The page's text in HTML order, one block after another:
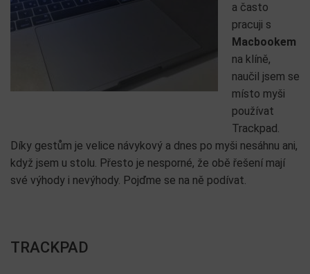
a často
pracuji s
Macbookem
na klíně,
naučil jsem se
místo myši
používat
Trackpad.
Díky gestům je velice návykový a dnes po myši nesáhnu ani,
když jsem u stolu. Přesto je nesporné, že obě řešení mají
své výhody i nevýhody. Pojďme se na ně podívat.
TRACKPAD